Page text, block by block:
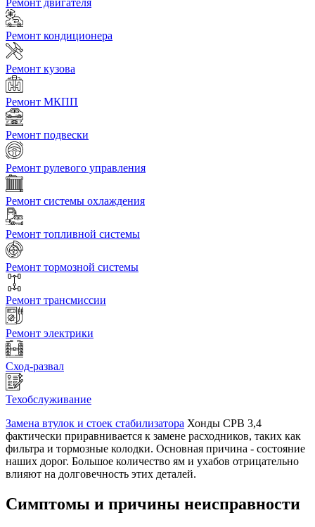
Ремонт двигателя
Ремонт кондиционера
Ремонт кузова
Ремонт МКПП
Ремонт подвески
Ремонт рулевого управления
Ремонт системы охлаждения
Ремонт топливной системы
Ремонт тормозной системы
Ремонт трансмиссии
Ремонт электрики
Сход-развал
Техобслуживание
Замена втулок и стоек стабилизатора Хонды СРВ 3,4
фактически приравнивается к замене расходников, таких как
фильтра и тормозные колодки. Основная причина - состояние
наших дорог. Большое количество ям и ухабов отрицательно
влияют на долговечность этих деталей.
Симптомы и причины неисправности